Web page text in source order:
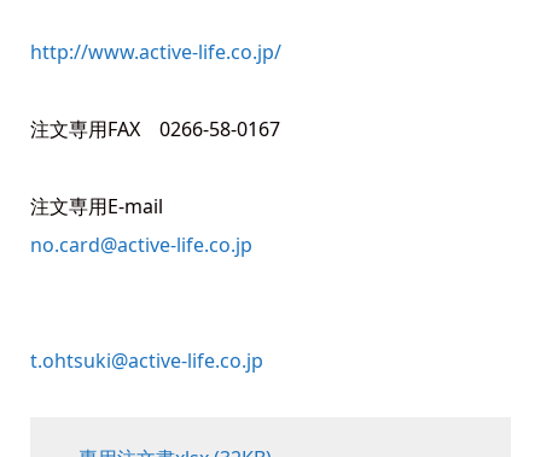
http://www.active-life.co.jp/
注文専用FAX 0266-58-0167
注文専用E-mail
no.card@active-life.co.jp
t.ohtsuki@active-life.co.jp